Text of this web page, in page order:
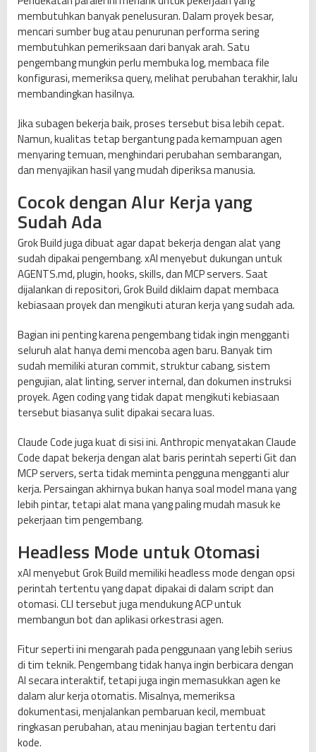
membutuhkan banyak penelusuran. Dalam proyek besar,
mencari sumber bug atau penurunan performa sering
membutuhkan pemeriksaan dari banyak arah. Satu
pengembang mungkin perlu membuka log, membaca file
konfigurasi, memeriksa query, melihat perubahan terakhir, lalu
membandingkan hasilnya.
Jika subagen bekerja baik, proses tersebut bisa lebih cepat.
Namun, kualitas tetap bergantung pada kemampuan agen
menyaring temuan, menghindari perubahan sembarangan,
dan menyajikan hasil yang mudah diperiksa manusia.
Cocok dengan Alur Kerja yang
Sudah Ada
Grok Build juga dibuat agar dapat bekerja dengan alat yang
sudah dipakai pengembang. xAI menyebut dukungan untuk
AGENTS.md, plugin, hooks, skills, dan MCP servers. Saat
dijalankan di repositori, Grok Build diklaim dapat membaca
kebiasaan proyek dan mengikuti aturan kerja yang sudah ada.
Bagian ini penting karena pengembang tidak ingin mengganti
seluruh alat hanya demi mencoba agen baru. Banyak tim
sudah memiliki aturan commit, struktur cabang, sistem
pengujian, alat linting, server internal, dan dokumen instruksi
proyek. Agen coding yang tidak dapat mengikuti kebiasaan
tersebut biasanya sulit dipakai secara luas.
Claude Code juga kuat di sisi ini. Anthropic menyatakan Claude
Code dapat bekerja dengan alat baris perintah seperti Git dan
MCP servers, serta tidak meminta pengguna mengganti alur
kerja. Persaingan akhirnya bukan hanya soal model mana yang
lebih pintar, tetapi alat mana yang paling mudah masuk ke
pekerjaan tim pengembang.
Headless Mode untuk Otomasi
xAI menyebut Grok Build memiliki headless mode dengan opsi
perintah tertentu yang dapat dipakai di dalam script dan
otomasi. CLI tersebut juga mendukung ACP untuk
membangun bot dan aplikasi orkestrasi agen.
Fitur seperti ini mengarah pada penggunaan yang lebih serius
di tim teknik. Pengembang tidak hanya ingin berbicara dengan
AI secara interaktif, tetapi juga ingin memasukkan agen ke
dalam alur kerja otomatis. Misalnya, memeriksa
dokumentasi, menjalankan pembaruan kecil, membuat
ringkasan perubahan, atau meninjau bagian tertentu dari
kode.